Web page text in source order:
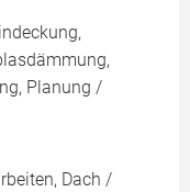
Planung /
Dach /